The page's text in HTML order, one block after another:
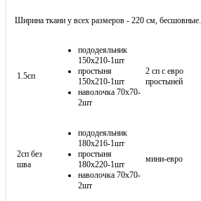
Ширина ткани у всех размеров - 220 см, бесшовные.
1.5сп
пододеяльник
150х210-1шт
простыня
150х210-1шт
наволочка 70х70-
2шт
2 сп с евро
простыней
2сп без
шва
пододеяльник
180х216-1шт
простыня
180х220-1шт
наволочка 70х70-
2шт
мини-евро